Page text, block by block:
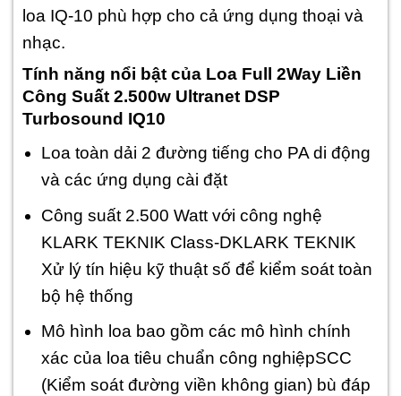
loa IQ-10 phù hợp cho cả ứng dụng thoại và
nhạc.
Tính năng nổi bật của Loa Full 2Way Liền
Công Suất 2.500w Ultranet DSP
Turbosound IQ10
Loa toàn dải 2 đường tiếng cho PA di động
và các ứng dụng cài đặt
Công suất 2.500 Watt với công nghệ
KLARK TEKNIK Class-DKLARK TEKNIK
Xử lý tín hiệu kỹ thuật số để kiểm soát toàn
bộ hệ thống
Mô hình loa bao gồm các mô hình chính
xác của loa tiêu chuẩn công nghiệpSCC
(Kiểm soát đường viền không gian) bù đáp